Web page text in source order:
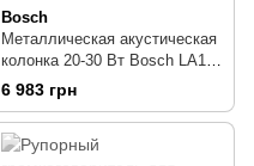
Bosch
Металлическая акустическая
колонка 20-30 Вт Bosch LA1-
UM20E-1
6 983 грн